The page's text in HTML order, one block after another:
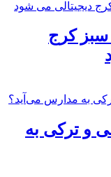
کرج
و ترکی به